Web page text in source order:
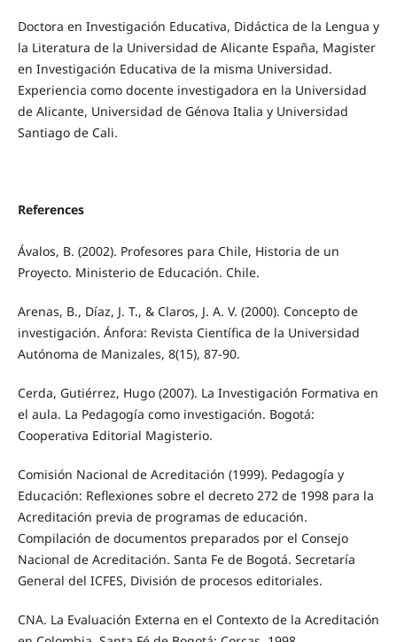
Doctora en Investigación Educativa, Didáctica de la Lengua y
la Literatura de la Universidad de Alicante España, Magister
en Investigación Educativa de la misma Universidad.
Experiencia como docente investigadora en la Universidad
de Alicante, Universidad de Génova Italia y Universidad
Santiago de Cali.
References
Ávalos, B. (2002). Profesores para Chile, Historia de un
Proyecto. Ministerio de Educación. Chile.
Arenas, B., Díaz, J. T., & Claros, J. A. V. (2000). Concepto de
investigación. Ánfora: Revista Científica de la Universidad
Autónoma de Manizales, 8(15), 87-90.
Cerda, Gutiérrez, Hugo (2007). La Investigación Formativa en
el aula. La Pedagogía como investigación. Bogotá:
Cooperativa Editorial Magisterio.
Comisión Nacional de Acreditación (1999). Pedagogía y
Educación: Reflexiones sobre el decreto 272 de 1998 para la
Acreditación previa de programas de educación.
Compilación de documentos preparados por el Consejo
Nacional de Acreditación. Santa Fe de Bogotá. Secretaría
General del ICFES, División de procesos editoriales.
CNA. La Evaluación Externa en el Contexto de la Acreditación